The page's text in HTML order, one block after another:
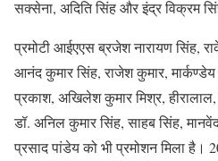
सक्सेना, अदिति सिंह और इंद्र विक्रम
प्रमोटी आईएएस ब्रजेश नारायण सिंह,
आनंद कुमार सिंह, राजेश कुमार,
प्रकाश, अखिलेश कुमार मिश्र,
डॉ. अनिल कुमार सिंह, साहब सिंह,
प्रसाद पांडेय को भी प्रमोशन मिला है।